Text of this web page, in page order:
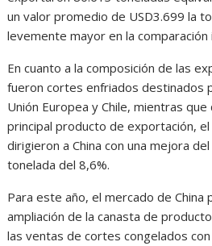
un valor promedio de USD3.699 la
levemente mayor en la comparación
En cuanto a la composición de las
fueron cortes enfriados destinados
Unión Europea y Chile, mientras
principal producto de exportación,
dirigieron a China con una mejora
tonelada del 8,6%.
Para este año, el mercado de China
ampliación de la canasta de
las ventas de cortes congelados